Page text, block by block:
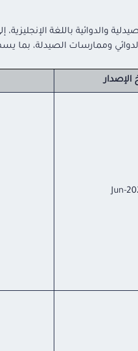
والدوائية باللغة
وممارسات الصيدلة، بما يسهم
الإصدار
Jun-